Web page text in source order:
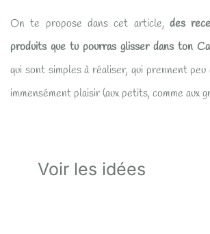
On te propose dans cet article, des
produits que tu pourras glisser dans ton
qui sont simples à réaliser, qui prennent
immensément plaisir (aux petits, comme aux
Voir les idées